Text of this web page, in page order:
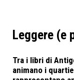
Leggere (e
Tra i libri di
animano i